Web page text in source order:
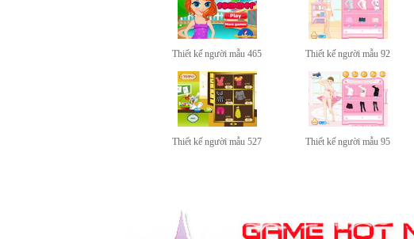
Thiết kế người mẫu 465 Thiết kế người mẫu 92
Thiết kế người mẫu 527 Thiết kế người mẫu 95